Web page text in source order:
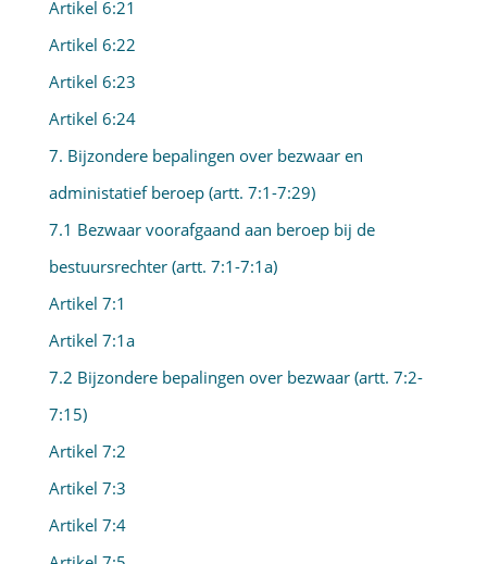
Artikel 6:21
Artikel 6:22
Artikel 6:23
Artikel 6:24
7. Bijzondere bepalingen over bezwaar en
administatief beroep (artt. 7:1-7:29)
7.1 Bezwaar voorafgaand aan beroep bij de
bestuursrechter (artt. 7:1-7:1a)
Artikel 7:1
Artikel 7:1a
7.2 Bijzondere bepalingen over bezwaar (artt. 7:2-
7:15)
Artikel 7:2
Artikel 7:3
Artikel 7:4